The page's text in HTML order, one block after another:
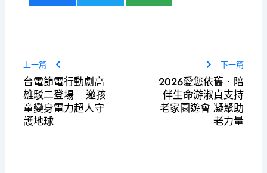
上一篇
台電節電行動劇高
雄駁二登場 邀孩
童變身電力超人守
護地球
下一篇
2026愛您依舊．陪
伴生命游淑貞支持
老家園遊會 凝聚助
老力量